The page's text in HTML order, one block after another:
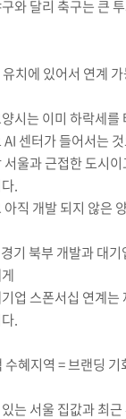
와 달리 축구는 큰
치에 있어서 연계 가
시는 이미 하락세를
센터가 들어서는
울과 근접한 도시
.
직 개발 되지 않은
기 북부 개발과 대
업 스폰서십 연계는
.
혜지역 = 브랜딩 기
는 서울 집값과 최